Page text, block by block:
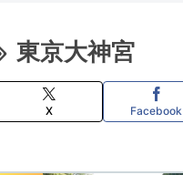
東京大神宮
X Facebook